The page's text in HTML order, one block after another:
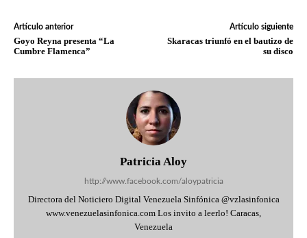
Artículo anterior
Goyo Reyna presenta “La
Cumbre Flamenca”
Artículo siguiente
Skaracas triunfó en el bautizo de
su disco
Patricia Aloy
http://www.facebook.com/aloypatricia
Directora del Noticiero Digital Venezuela Sinfónica @vzlasinfonica
www.venezuelasinfonica.com Los invito a leerlo! Caracas,
Venezuela